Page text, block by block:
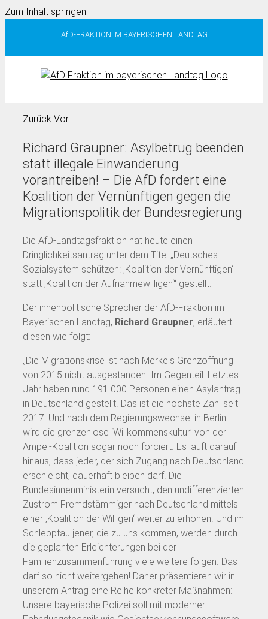
Zum Inhalt springen
AfD-FRAKTION IM BAYERISCHEN LANDTAG
Zurück Vor
Richard Graupner: Asylbetrug beenden
statt illegale Einwanderung
vorantreiben! – Die AfD fordert eine
Koalition der Vernünftigen gegen die
Migrationspolitik der Bundesregierung
Die AfD-Landtagsfraktion hat heute einen
Dringlichkeitsantrag unter dem Titel „Deutsches
Sozialsystem schützen: ‚Koalition der Vernünftigen‘
statt ‚Koalition der Aufnahmewilligen‘“ gestellt.
Der innenpolitische Sprecher der AfD-Fraktion im
Bayerischen Landtag, Richard Graupner, erläutert
diesen wie folgt:
„Die Migrationskrise ist nach Merkels Grenzöffnung
von 2015 nicht ausgestanden. Im Gegenteil: Letztes
Jahr haben rund 191.000 Personen einen Asylantrag
in Deutschland gestellt. Das ist die höchste Zahl seit
2017! Und nach dem Regierungswechsel in Berlin
wird die grenzenlose ‘Willkommenskultur’ von der
Ampel-Koalition sogar noch forciert. Es läuft darauf
hinaus, dass jeder, der sich Zugang nach Deutschland
erschleicht, dauerhaft bleiben darf. Die
Bundesinnenministerin versucht, den undifferenzierten
Zustrom Fremdstämmiger nach Deutschland mittels
einer ‚Koalition der Willigen‘ weiter zu erhöhen. Und im
Schlepptau jener, die zu uns kommen, werden durch
die geplanten Erleichterungen bei der
Familienzusammenführung viele weitere folgen. Das
darf so nicht weitergehen! Daher präsentieren wir in
unserem Antrag eine Reihe konkreter Maßnahmen:
Unsere bayerische Polizei soll mit moderner